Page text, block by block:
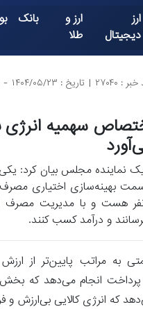
ارز
دیجیتال
ارز و
طلا
بانک
: ۲۷۰۴۰ | تاریخ : ۱۴۰۴/۰۵/۲۳ -
سهمیه انرژی
نماینده مجلس بیان کرد:
بهینه‌سازی اختیاری
هست و با مدیریت مصرف
و درآمد کسب کنند.
به مراتب پایین‌تر از
پرداخت انجام می‌دهد
که انرژی کالایی بی‌ارزش و